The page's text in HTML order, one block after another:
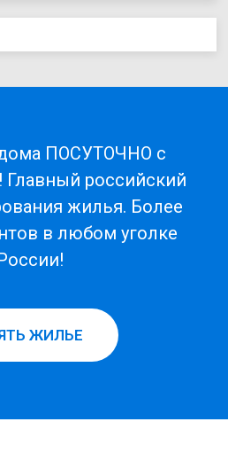
ПОСУТОЧНО с
Главный российский
жилья. Более
в любом уголке
ЖИЛЬЕ